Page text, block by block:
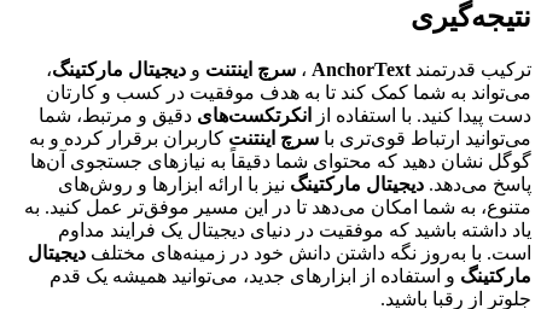
نتیجه‌گیری
ترکیب قدرتمند AnchorText ، سرچ اینتنت و دیجیتال مارکتینگ،
می‌تواند به شما کمک کند تا به هدف موفقیت در کسب و کارتان
دست پیدا کنید. با استفاده از
انکرتکست‌های دقیق و مرتبط، شما
می‌توانید ارتباط قوی‌تری با سرچ اینتنت کاربران برقرار کرده و به
گوگل نشان دهید که محتوای شما دقیقاً به نیازهای جستجوی آن‌ها
پاسخ می‌دهد. دیجیتال مارکتینگ نیز با ارائه ابزارها و روش‌های
متنوع، به شما امکان می‌دهد تا در این مسیر موفق‌تر عمل کنید. به
یاد داشته باشید که موفقیت در دنیای دیجیتال یک فرایند مداوم
است. با به‌روز نگه داشتن دانش خود در زمینه‌های مختلف دیجیتال
مارکتینگ و استفاده از ابزارهای جدید، می‌توانید همیشه یک قدم
جلوتر از رقبا باشید.